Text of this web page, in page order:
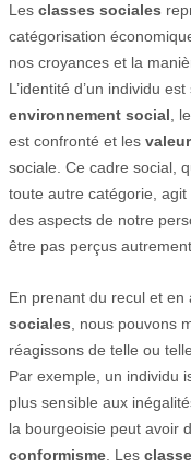
Les classes sociales
catégorisation
nos croyances et la
L’identité d’un individu
environnement social ,
est confronté et les
sociale. Ce cadre social,
toute autre catégorie, agit
des aspects de notre
être pas perçus autrement.
En prenant du recul et
sociales , nous pouvons
réagissons de telle ou
Par exemple, un individu
plus sensible aux
la bourgeoisie peut avoir
conformisme . Les